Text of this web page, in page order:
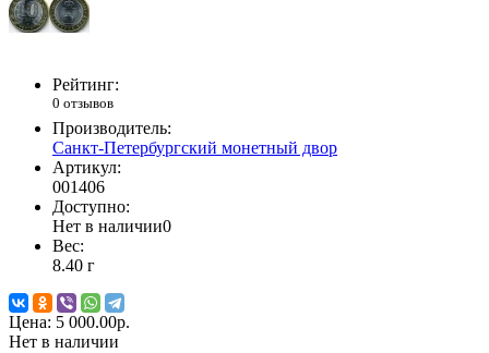
Рейтинг:
0 отзывов
Производитель:
Санкт-Петербургский монетный двор
Артикул:
001406
Доступно:
Нет в наличии0
Вес:
8.40 г
Цена: 5 000.00р.
Нет в наличии